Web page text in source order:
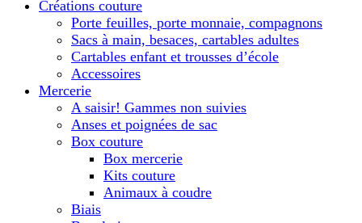
Créations couture
Porte feuilles, porte monnaie, compagnons
Sacs à main, besaces, cartables adultes
Cartables enfant et trousses d’école
Accessoires
Mercerie
A saisir! Gammes non suivies
Anses et poignées de sac
Box couture
Box mercerie
Kits couture
Animaux à coudre
Biais